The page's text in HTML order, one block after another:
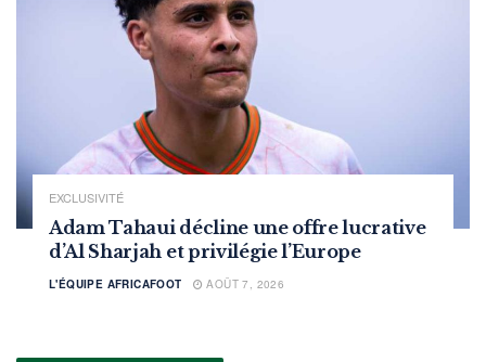
EXCLUSIVITÉ
Adam Tahaui décline une offre lucrative
d’Al Sharjah et privilégie l’Europe
L'ÉQUIPE AFRICAFOOT AOÛT 7, 2026